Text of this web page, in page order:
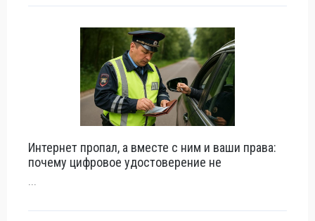
Интернет пропал, а вместе с ним и ваши права:
почему цифровое удостоверение не